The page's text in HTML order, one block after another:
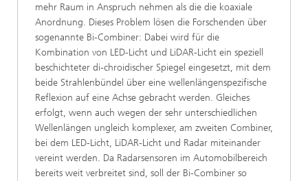
mehr Raum in Anspruch nehmen als die die koaxiale
Anordnung. Dieses Problem lösen die Forschenden über
sogenannte Bi-Combiner: Dabei wird für die
Kombination von LED-Licht und LiDAR-Licht ein speziell
beschichteter di-chroidischer Spiegel eingesetzt, mit dem
beide Strahlenbündel über eine wellenlängenspezifische
Reflexion auf eine Achse gebracht werden. Gleiches
erfolgt, wenn auch wegen der sehr unterschiedlichen
Wellenlängen ungleich komplexer, am zweiten Combiner,
bei dem LED-Licht, LiDAR-Licht und Radar miteinander
vereint werden. Da Radarsensoren im Automobilbereich
bereits weit verbreitet sind, soll der Bi-Combiner so